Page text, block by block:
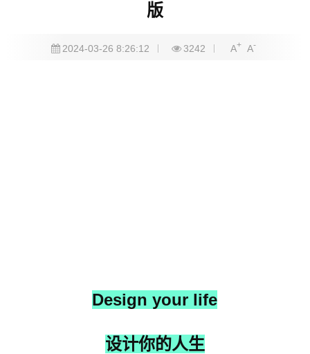
版
2024-03-26 8:26:12 3242 A+ A-
Design your life
设计你的人生